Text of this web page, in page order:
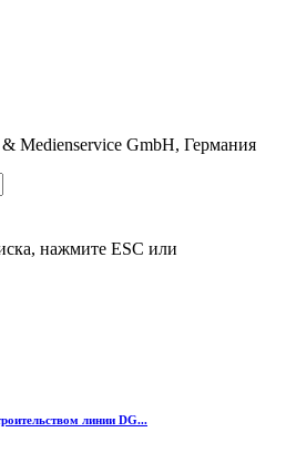
Medienservice GmbH, Германия
нажмите ESC или
линии DG...